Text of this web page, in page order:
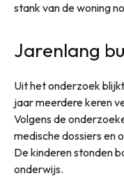
stank van de woning
Jarenlang
Uit het onderzoek
jaar meerdere keren
Volgens de
medische dossiers en
De kinderen stonden
onderwijs.